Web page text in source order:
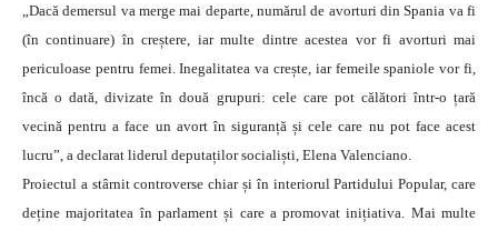
„Dacă demersul va merge mai departe, numărul de avorturi din Spania va fi
(în continuare) în creștere, iar multe dintre acestea vor fi avorturi mai
periculoase pentru femei. Inegalitatea va crește, iar femeile spaniole vor fi,
încă o dată, divizate în două grupuri: cele care pot călători într-o țară
vecină pentru a face un avort în siguranță și cele care nu pot face acest
lucru”, a declarat liderul deputaților socialiști, Elena Valenciano.
Proiectul a stârnit controverse chiar și în interiorul Partidului Popular, care
deține majoritatea în parlament și care a promovat inițiativa. Mai multe